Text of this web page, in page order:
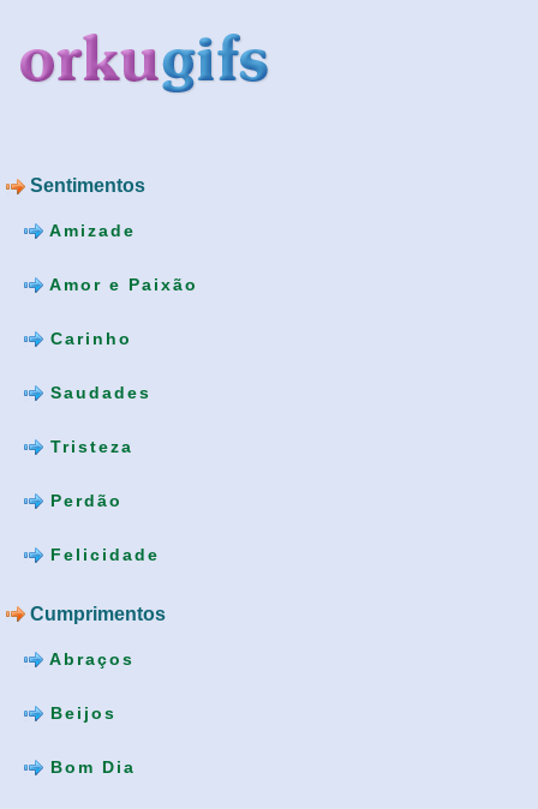
Sentimentos
Amizade
Amor e Paixão
Carinho
Saudades
Tristeza
Perdão
Felicidade
Cumprimentos
Abraços
Beijos
Bom Dia